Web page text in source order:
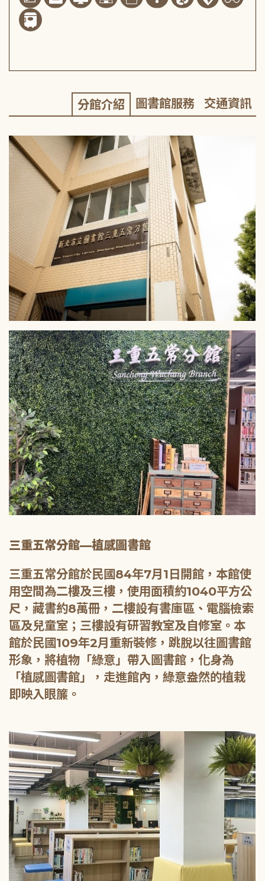
分館介紹 圖書館服務 交通資訊
三重五常分館—植感圖書館
三重五常分館於民國84年7月1日開館，本館使
用空間為二樓及三樓，使用面積約1040平方公
尺，藏書約8萬冊，二樓設有書庫區、電腦檢索
區及兒童室；三樓設有研習教室及自修室。本
館於民國109年2月重新裝修，跳脫以往圖書館
形象，將植物「綠意」帶入圖書館，化身為
「植感圖書館」，走進館內，綠意盎然的植栽
即映入眼簾。